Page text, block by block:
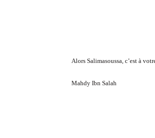
Alors Salimasoussa, c’est à
Mahdy Ibn Salah